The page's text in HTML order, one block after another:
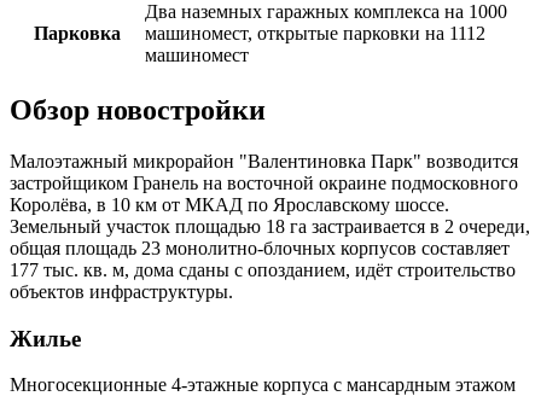
Парковка
Два наземных гаражных комплекса на 1000
машиномест, открытые парковки на 1112
машиномест
Обзор новостройки
Малоэтажный микрорайон "Валентиновка Парк" возводится
застройщиком Гранель на восточной окраине подмосковного
Королёва, в 10 км от МКАД по Ярославскому шоссе.
Земельный участок площадью 18 га застраивается в 2 очереди,
общая площадь 23 монолитно-блочных корпусов составляет
177 тыс. кв. м, дома сданы с опозданием, идёт строительство
объектов инфраструктуры.
Жилье
Многосекционные 4-этажные корпуса с мансардным этажом